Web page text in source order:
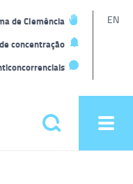
de Clemência
concentração
EN
Pesquisar